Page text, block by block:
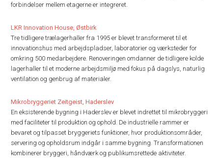
forbindelser mellem etagerne er integreret.
LKR Innovation House, Østbirk
Tre tidligere trælagerhaller fra 1995 er blevet transformeret til et
innovationshus med arbejdspladser, laboratorier og værksteder for
omkring 500 medarbejdere. Renoveringen omdanner de tidligere kolde
lagerhaller til et moderne arbejdsmiljø med fokus på dagslys, naturlig
ventilation og genbrug af materialer.
Mikrobryggeriet Zeitgeist, Haderslev
En eksisterende bygning i Haderslev er blevet indrettet til mikrobryggeri
med faciliteter til produktion og ophold. De industrielle rammer er
bevaret og tilpasset bryggeriets funktioner, hvor produktionsområder,
servering og opholdsrum indgår i samme bygning. Transformationen
kombinerer bryggeri, håndværk og publikumsrettede aktiviteter.